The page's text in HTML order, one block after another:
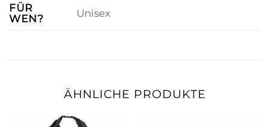
FÜR
WEN?
Unisex
ÄHNLICHE PRODUKTE